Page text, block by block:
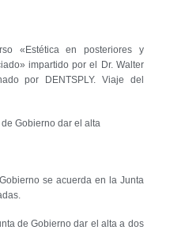
«Estética en posteriores y
impartido por el Dr. Walter
por DENTSPLY. Viaje del
Gobierno dar el alta
se acuerda en la Junta
de Gobierno dar el alta a dos